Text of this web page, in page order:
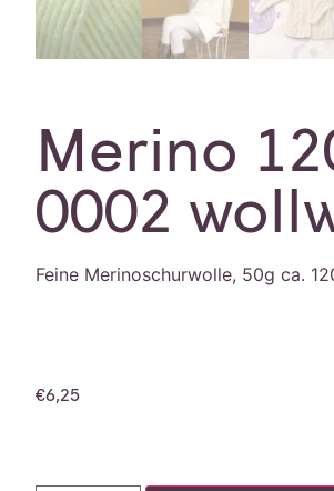
Merino
0002
Feine Merinoschurwolle, 50g ca.
€6,25